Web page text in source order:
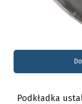
Podkładka